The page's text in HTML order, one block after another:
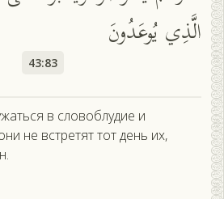
الَّذِي يُوعَدُونَ
43:83
в словоблудие и
не встретят тот день их,